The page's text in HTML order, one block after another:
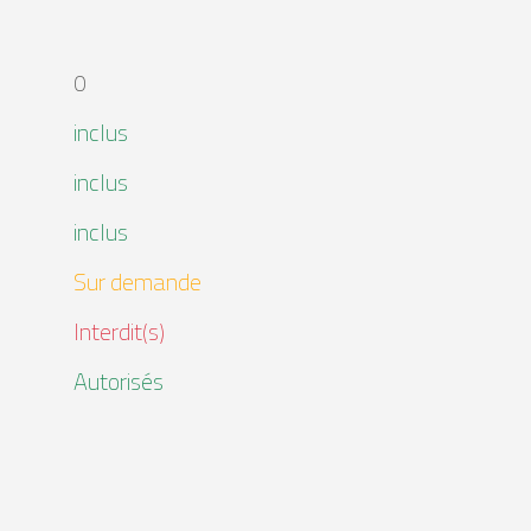
0
inclus
inclus
inclus
Sur demande
Interdit(s)
Autorisés